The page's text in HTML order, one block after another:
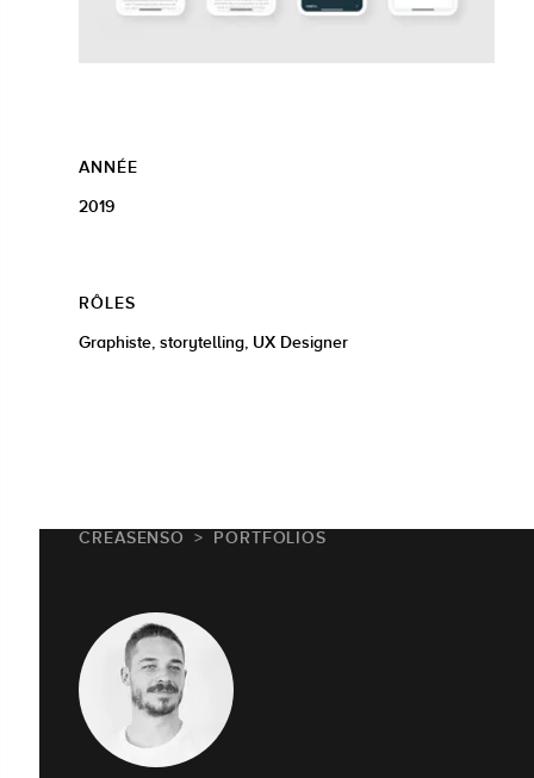
ANNÉE
2019
RÔLES
Graphiste, storytelling, UX Designer
CREASENSO PORTFOLIOS